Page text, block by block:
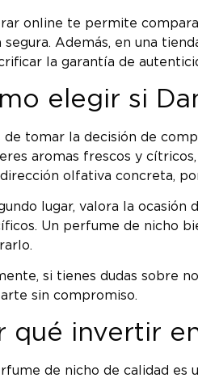
online te permite
segura. Además, en una
la garantía de
elegir si
de tomar la decisión de
aromas frescos y
olfativa concreta,
lugar, valora la ocasión
Un perfume de nicho
si tienes dudas sobre
sin compromiso.
qué invertir
de nicho de calidad es